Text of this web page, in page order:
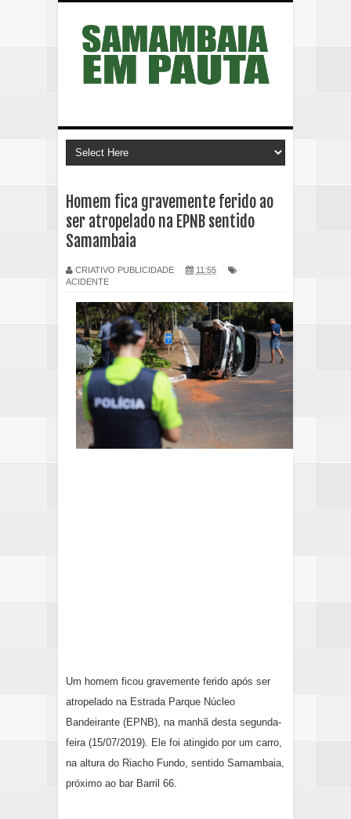
Homem fica gravemente ferido ao
ser atropelado na EPNB sentido
Samambaia
CRIATIVO PUBLICIDADE
11:55
ACIDENTE
Um homem ficou gravemente ferido após ser
atropelado na Estrada Parque Núcleo
Bandeirante (EPNB), na manhã desta segunda-
feira (15/07/2019). Ele foi atingido por um carro
na altura do Riacho Fundo, sentido Samambaia,
próximo ao bar Barril 66.